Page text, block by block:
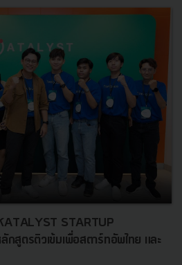
STARTUP
สูตรติวเข้มเพื่อสตาร์ทอัพไทย และ